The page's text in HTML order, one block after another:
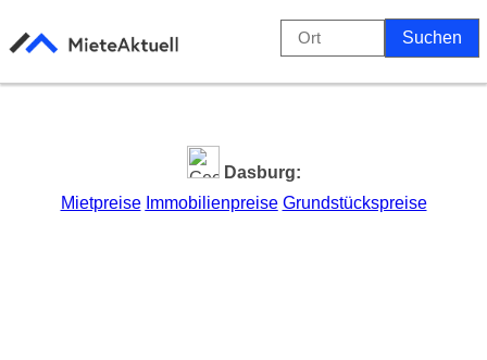
Dasburg:
Mietpreise Immobilienpreise Grundstückspreise